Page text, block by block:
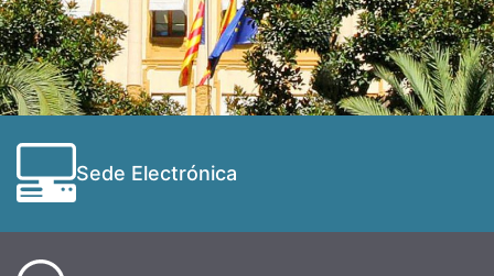
Sede Electrónica